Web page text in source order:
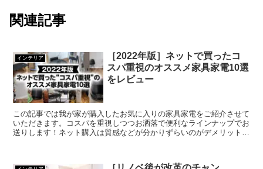
関連記事
インテリア
［2022年版］ネットで買ったコ
スパ重視のオススメ家具家電10選
をレビュー
この記事では我が家が購入したお気に入りの家具家電をご紹介させて
いただきます。コスパを重視しつつお洒落で便利なラインナップでお
送りします！ネット購入は質感などが分かりずらいのがデメリットで